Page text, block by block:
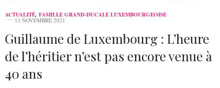
ACTUALITÉ, FAMILLE GRAND-DUCALE LUXEMBOURGEOISE
11 NOVEMBRE 2021
Guillaume de Luxembourg : L’heure
de l’héritier n’est pas encore venue à
40 ans